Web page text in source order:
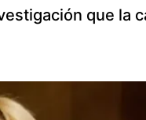
que la